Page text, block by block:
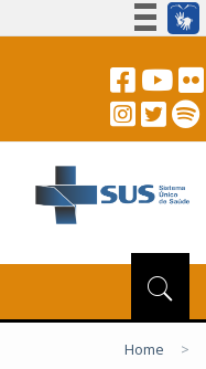
Acesso à informação
Canais
Home
>